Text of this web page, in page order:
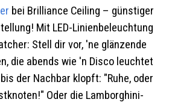
bei Brilliance Ceiling – günstiger
Mit LED-Linienbeleuchtung
Stell dir vor, 'ne glänzende
die abends wie 'n Disco leuchtet
der Nachbar klopft: "Ruhe, oder
Oder die Lamborghini-